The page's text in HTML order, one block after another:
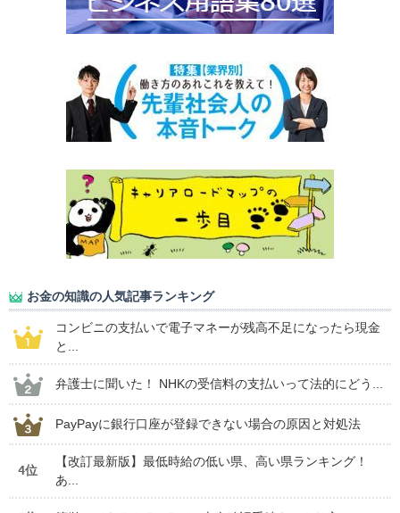
お金の知識の人気記事ランキング
コンビニの支払いで電子マネーが残高不足になったら現金
と...
弁護士に聞いた！ NHKの受信料の支払いって法的にどう...
PayPayに銀行口座が登録できない場合の原因と対処法
4位
【改訂最新版】最低時給の低い県、高い県ランキング！
あ...